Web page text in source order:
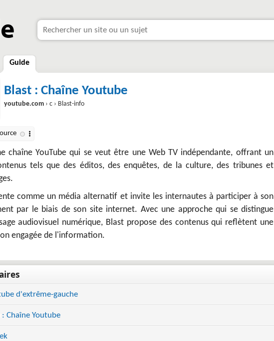
Guide
Blast : Chaîne Youtube
youtube.com › c › Blast-info
chaîne YouTube qui se veut être une Web TV indépendante, offrant un
tels que des éditos, des enquêtes, de la culture, des tribunes et
comme un média alternatif et invite les internautes à participer à son
par le biais de son site internet. Avec une approche qui se distingue
audiovisuel numérique, Blast propose des contenus qui reflètent une
engagée de l'information.
d'extrême-gauche
: Chaîne Youtube